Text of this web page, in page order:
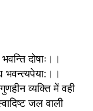
दोषाः।।
भवन्त्यपेया:।।
व्यक्ति में वही
जल वाली